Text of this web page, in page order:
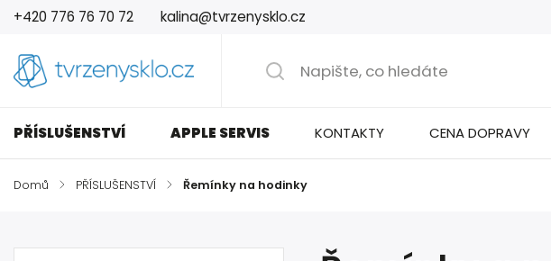
+420 776 76 70 72 kalina@tvrzenysklo.cz
PŘÍSLUŠENSTVÍ APPLE SERVIS KONTAKTY CENA DOPRAVY
Domů / PŘÍSLUŠENSTVÍ / Řemínky na hodinky